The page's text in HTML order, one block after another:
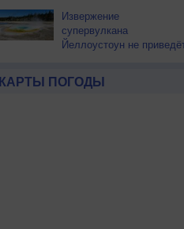
Извержение
супервулкана
Йеллоустоун не
КАРТЫ ПОГОДЫ